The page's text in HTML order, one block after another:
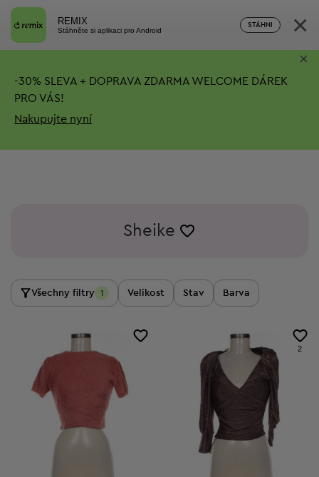
REMIX
Stáhněte si aplikaci pro Android
STÁHNI ×
-30% SLEVA + DOPRAVA ZDARMA WELCOME DÁREK
PRO VÁS!
Nakupujte nyní
×
Sheike
Všechny filtry 1 Velikost Stav Barva
2